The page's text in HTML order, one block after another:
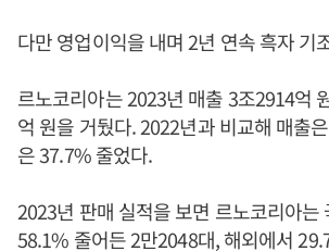
다만 영업이익을 내며 2년 연속 흑자 기
르노코리아는 2023년 매출 3조2914억
억 원을 거뒀다. 2022년과 비교해 매출
은 37.7% 줄었다.
2023년 판매 실적을 보면 르노코리아는
58.1% 줄어든 2만2048대, 해외에서